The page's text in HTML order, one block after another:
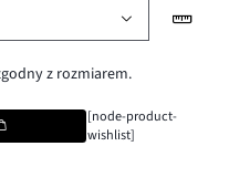
z rozmiarem.
[node-product-
wishlist]